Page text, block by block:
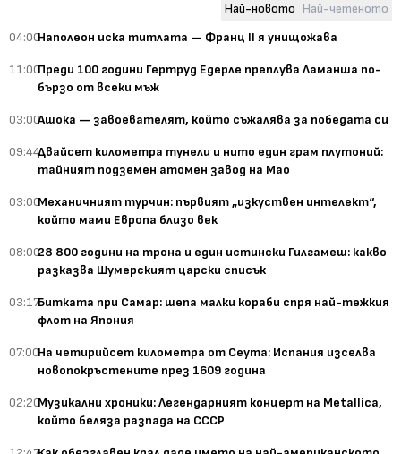
Най-новото Най-четеното
04:00Наполеон иска титлата — Франц II я унищожава
11:00Преди 100 години Гертруд Едерле преплува Ламанша по-
бързо от всеки мъж
03:00Ашока — завоевателят, който съжалява за победата си
09:44Двайсет километра тунели и нито един грам плутоний:
тайният подземен атомен завод на Мао
03:00Механичният турчин: първият „изкуствен интелект“,
който мами Европа близо век
08:0028 800 години на трона и един истински Гилгамеш: какво
разказва Шумерският царски списък
03:17Битката при Самар: шепа малки кораби спря най-тежкия
флот на Япония
07:00На четирийсет километра от Сеута: Испания изселва
новопокръстените през 1609 година
02:20Музикални хроники: Легендарният концерт на Metallica,
който беляза разпада на СССР